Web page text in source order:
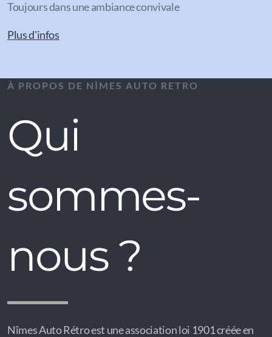
Toujours dans une ambiance convivale
Plus d'infos
À PROPOS DE NÎMES AUTO RETRO
Qui
sommes-
nous ?
Nîmes Auto Rétro est une association loi 1901 créée en